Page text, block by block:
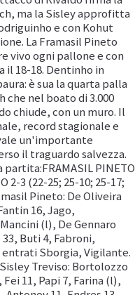
ma la Sisley approfitta
e con Kohut
La Framasil Pineto
vivo ogni pallone e con
il 18-18. Dentinho in
è sua la quarta palla
che nel boato di 3.000
chiude, con un muro. Il
record stagionale e
un'importante
il traguardo salvezza.
PINETO
2-3 (22-25; 25-10; 25-17;
Pineto: De Oliveira
16, Jago,
(l), De Gennaro
Buti 4, Fabroni,
entrati Sborgia, Vigilante.
Treviso: Bortolozzo
11, Papi 7, Farina (l),